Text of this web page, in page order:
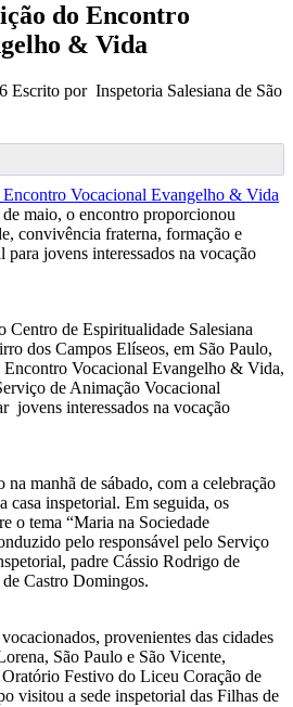
do Encontro
& Vida
Escrito por Inspetoria Salesiana de São
maio, o encontro proporcionou
convivência fraterna, formação e
jovens interessados na vocação
Centro de Espiritualidade Salesiana
dos Campos Elíseos, em São Paulo,
Encontro Vocacional Evangelho & Vida,
de Animação Vocacional
jovens interessados na vocação
manhã de sábado, com a celebração
casa inspetorial. Em seguida, os
o tema “Maria na Sociedade
pelo responsável pelo Serviço
padre Cássio Rodrigo de
Castro Domingos.
provenientes das cidades
São Paulo e São Vicente,
Festivo do Liceu Coração de
visitou a sede inspetorial das Filhas de